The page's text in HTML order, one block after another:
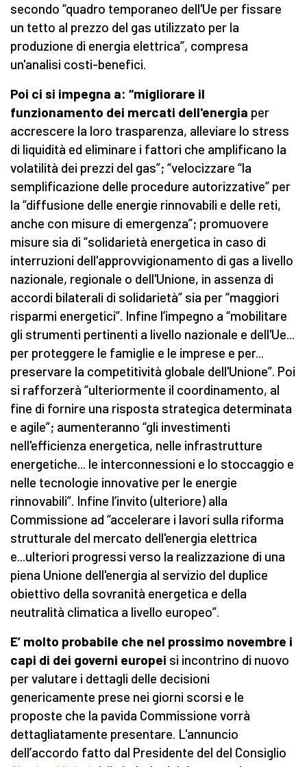
secondo “quadro temporaneo dell'Ue per fissare
un tetto al prezzo del gas utilizzato per la
produzione di energia elettrica”, compresa
un'analisi costi-benefici.
Poi ci si impegna a: “migliorare il
funzionamento dei mercati dell'energia per
accrescere la loro trasparenza, alleviare lo stress
di liquidità ed eliminare i fattori che amplificano la
volatilità dei prezzi del gas”; “velocizzare “la
semplificazione delle procedure autorizzative” per
la “diffusione delle energie rinnovabili e delle reti,
anche con misure di emergenza”; promuovere
misure sia di “solidarietà energetica in caso di
interruzioni dell'approvvigionamento di gas a livello
nazionale, regionale o dell'Unione, in assenza di
accordi bilaterali di solidarietà” sia per “maggiori
risparmi energetici”. Infine l’impegno a “mobilitare
gli strumenti pertinenti a livello nazionale e dell'Ue...
per proteggere le famiglie e le imprese e per...
preservare la competitività globale dell'Unione”. Poi
si rafforzerà “ulteriormente il coordinamento, al
fine di fornire una risposta strategica determinata
e agile”; aumenteranno “gli investimenti
nell'efficienza energetica, nelle infrastrutture
energetiche... le interconnessioni e lo stoccaggio e
nelle tecnologie innovative per le energie
rinnovabili”. Infine l’invito (ulteriore) alla
Commissione ad “accelerare i lavori sulla riforma
strutturale del mercato dell'energia elettrica
e...ulteriori progressi verso la realizzazione di una
piena Unione dell'energia al servizio del duplice
obiettivo della sovranità energetica e della
neutralità climatica a livello europeo”.
E’ molto probabile che nel prossimo novembre i
capi di dei governi europei si incontrino di nuovo
per valutare i dettagli delle decisioni
genericamente prese nei giorni scorsi e le
proposte che la pavida Commissione vorrà
dettagliatamente presentare. L'annuncio
dell’accordo fatto dal Presidente del del Consiglio